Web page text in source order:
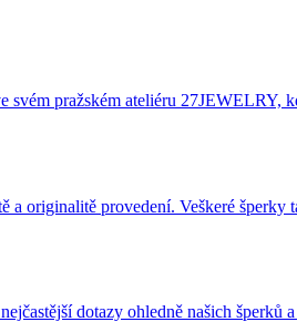
pražském ateliéru 27JEWELRY,
originalitě provedení. Veškeré šperky
dotazy ohledně našich šperků